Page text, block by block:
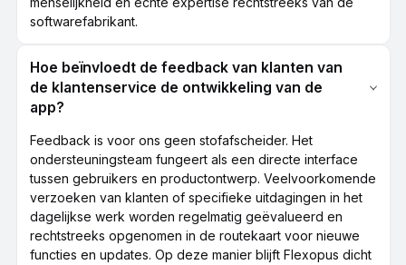
softwarefabrikant.
Hoe beïnvloedt de feedback van klanten van
de klantenservice de ontwikkeling van de
app?
Feedback is voor ons geen stofafscheider. Het
ondersteuningsteam fungeert als een directe interface
tussen gebruikers en productontwerp. Veelvoorkomende
verzoeken van klanten of specifieke uitdagingen in het
dagelijkse werk worden regelmatig geëvalueerd en
rechtstreeks opgenomen in de routekaart voor nieuwe
functies en updates. Op deze manier blijft Flexopus dicht